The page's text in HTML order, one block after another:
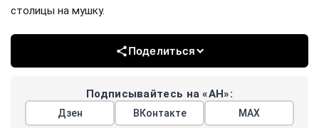
столицы на мушку.
Поделиться
Подписывайтесь на «АН»:
Дзен ВКонтакте МАХ